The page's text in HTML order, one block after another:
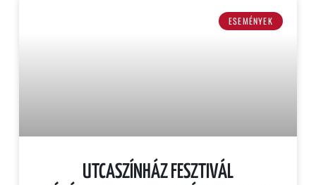
ESEMÉNYEK
UTCASZÍNHÁZ FESZTIVÁL